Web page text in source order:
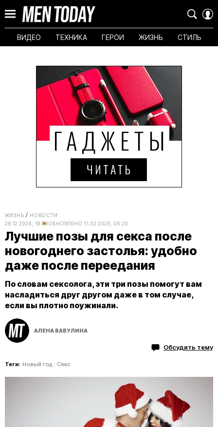
ВИДЕО ТЕХНИКА ГЕРОИ ЖИЗНЬ СТИЛЬ
ЖИЗНЬ
НОВОСТИ
28.12.2024, 18:59ОБНОВЛЕНО 11.02.2026, 06:20
Лучшие позы для секса после
новогоднего застолья: удобно
даже после переедания
По словам сексолога, эти три позы помогут вам
насладиться друг другом даже в том случае,
если вы плотно поужинали.
АЛЕНА ВАВУЛИНА
Обсудить тему
Теги: Новый год Секс